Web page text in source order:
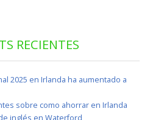
RECIENTES
2025 en Irlanda ha aumentado a
sobre como ahorrar en Irlanda
inglés en Waterford